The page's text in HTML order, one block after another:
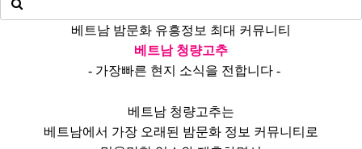
베트남 밤문화 유흥정보 최대 커뮤니티
베트남 청량고추
- 가장빠른 현지 소식을 전합니다 -
베트남 청량고추는
베트남에서 가장 오래된 밤문화 정보 커뮤니티로